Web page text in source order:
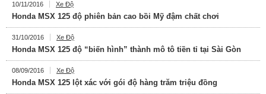
10/11/2016 Xe Độ
Honda MSX 125 độ phiên bản cao bồi Mỹ đậm chất chơi
31/10/2016 Xe Độ
Honda MSX 125 độ “biến hình” thành mô tô tiền tỉ tại Sài Gòn
08/09/2016 Xe Độ
Honda MSX 125 lột xác với gói độ hàng trăm triệu đồng